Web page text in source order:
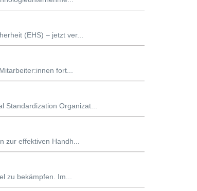
(EHS) – jetzt ver...
fort...
Organizat...
effektiven Handh...
zu bekämpfen. Im...